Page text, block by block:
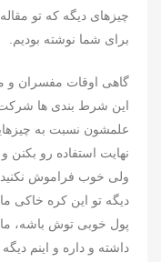
چیزهای دیگه که تو
برای شما نوشته بودیم.
گاهی اوقات مفسران و
این شرط بندی ها
علمشون نسبت به
نهایت استفاده رو
ولی خوب فراموش
دیگه تو این کره خاکی
پول خوبی توش باشه،
داشته و داره و اینم